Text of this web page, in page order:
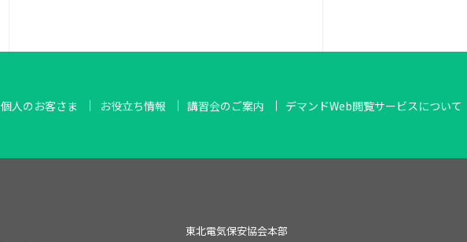
個人のお客さま お役立ち情報 講習会のご案内 デマンドWeb閲覧サービスについて
東北電気保安協会本部